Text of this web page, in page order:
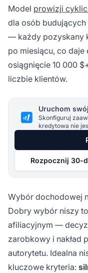
Model prowizji
dla osób
— każdy pozyskany
po miesiącu, co
osiągnięcie 10 000
liczbie klientów.
Uruchom
Skonfiguruj
kredytowa nie
Rozpocznij 30-
Wybór dochodowej
Dobry wybór niszy
afiliacyjnym —
zarobkowy i nakład
autorytetu. Idealna
kluczowe kryteria: